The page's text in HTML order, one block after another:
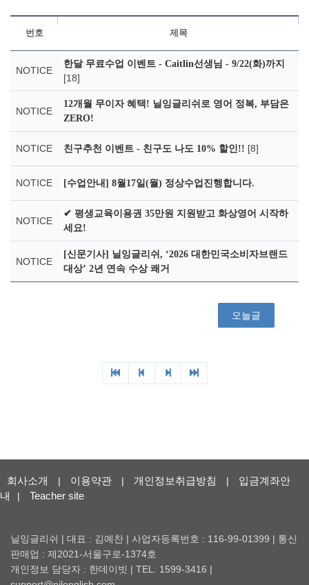
회사소개 | 이용약관 | 개인정보취급방침 |
입금계좌안
내
| Teacher site
닐잉글리쉬 | 대표 : 김예찬 | 사업자등록번호 : 116-99-01399 | 통신
판매업 : 제2021-서울구로-1374호
개인정보 담당자 : 한데이빗 | TEL: 1599-3416 |